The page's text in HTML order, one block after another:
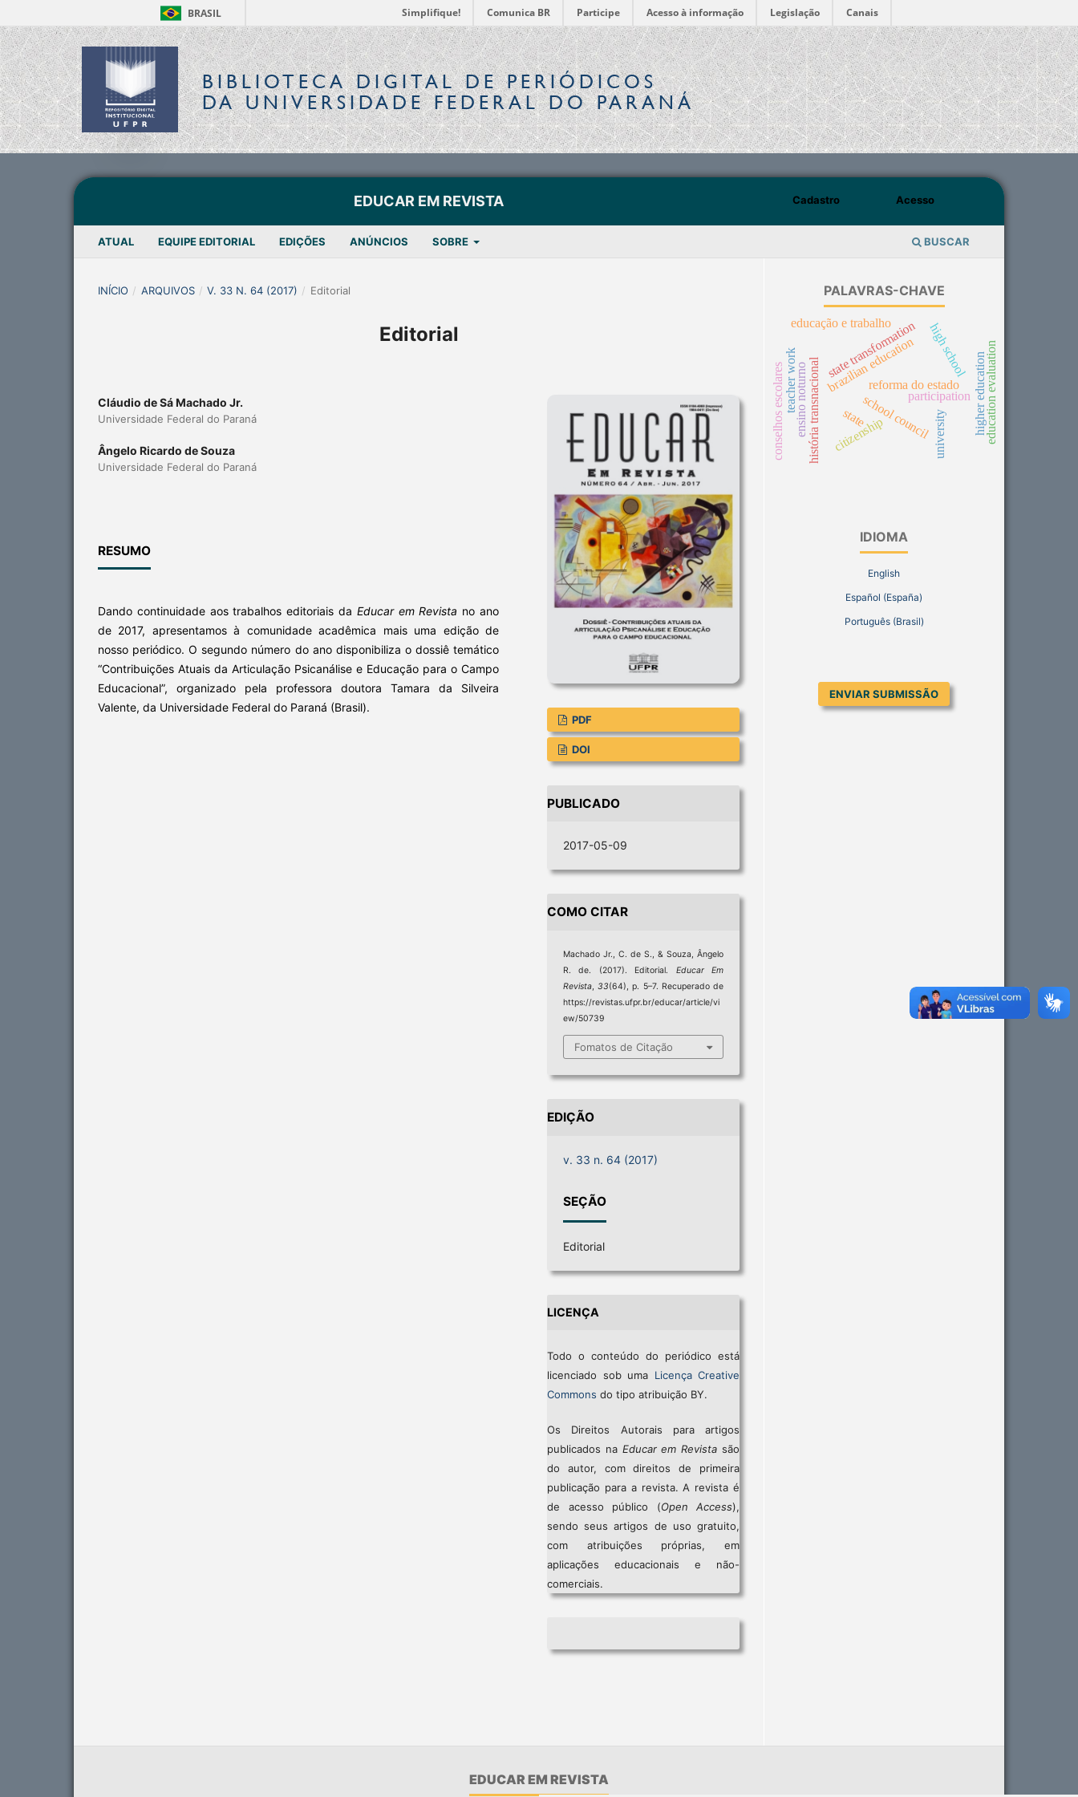
BRASIL Simplifique! Comunica BR Participe Acesso à informação Legislação Canais
BIBLIOTECA DIGITALDE PERIÓDICOS
DA UNIVERSIDADE FEDERAL DO PARANÁ
EDUCAR EM REVISTA
ATUAL EQUIPE EDITORIAL EDIÇÕES ANÚNCIOS SOBRE BUSCAR
Cadastro Acesso
INÍCIO / ARQUIVOS / V. 33 N. 64 (2017) / Editorial
Editorial
Cláudio de Sá Machado Jr.
Universidade Federal do Paraná
Ângelo Ricardo de Souza
Universidade Federal do Paraná
RESUMO
Dando continuidade aos trabalhos editoriais da Educar em Revista no ano
de 2017, apresentamos à comunidade acadêmica mais uma edição de
nosso periódico. O segundo número do ano disponibiliza o dossiê temático
“Contribuições Atuais da Articulação Psicanálise e Educação para o Campo
Educacional”, organizado pela professora doutora Tamara da Silveira
Valente, da Universidade Federal do Paraná (Brasil).
PDF
DOI
PUBLICADO
2017-05-09
COMO CITAR
Machado Jr., C. de S., & Souza, Ângelo
R. de. (2017). Editorial. Educar Em
Revista,33(64), p. 5–7. Recuperado de
https://revistas.ufpr.br/educar/article/vi
ew/50739
Fomatos de Citação
EDIÇÃO
v. 33 n. 64 (2017)
SEÇÃO
Editorial
LICENÇA
Todo o conteúdo do periódico está
licenciado sob uma Licença Creative
Commons do tipo atribuição BY.
Os Direitos Autorais para artigos
publicados na Educar em Revista são
do autor, com direitos de primeira
publicação para a revista. A revista é
de acesso público (Open Access),
sendo seus artigos de uso gratuito,
com atribuições próprias, em
aplicações educacionais e não-
comerciais.
PALAVRAS-CHAVE
história transnacionalbrazilian education
school council
citizenship
participation
reforma do estado
state transformation
higher education
university
ensino noturno
high school education evaluation
teacher work
conselhos escolares
educação e trabalho
state
IDIOMA
English
Español (España)
Português (Brasil)
ENVIAR SUBMISSÃO
EDUCAR EM REVISTA